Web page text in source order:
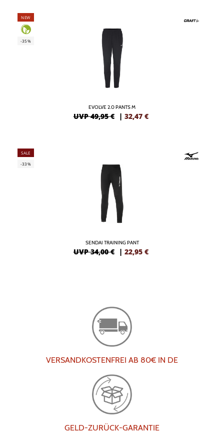
NEW
-35%
EVOLVE 2.0 PANTS M
UVP 49,95 € | 32,47 €
SALE
-33%
SENDAI TRAINING PANT
UVP 34,00 € | 22,95 €
VERSANDKOSTENFREI AB 80€ IN DE
GELD-ZURÜCK-GARANTIE